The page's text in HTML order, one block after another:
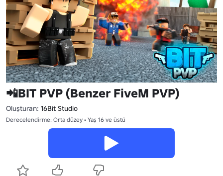
📲BIT PVP (Benzer FiveM PVP)
Oluşturan: 16Bit Studio
Derecelendirme: Orta düzey • Yaş 16 ve üstü